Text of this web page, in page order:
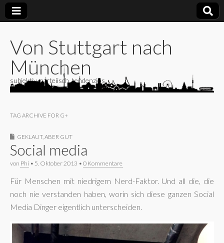
Von Stuttgart nach
München
subjektiv, parteiisch, tendenziös
TAG ARCHIVE FOR G+
GEKLAUT, ABER GUT
Social media
von Phi • 5. Oktober 2013 • 0 Kommentare
Für Menschen mit niedrigem Nerd-Faktor. Und all die, die
noch nie verstanden haben, worin sich diese ganzen Social
Media Dinger eigentlich unterscheiden.